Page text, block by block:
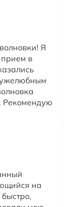
Я
прием в
Рекомендую
на